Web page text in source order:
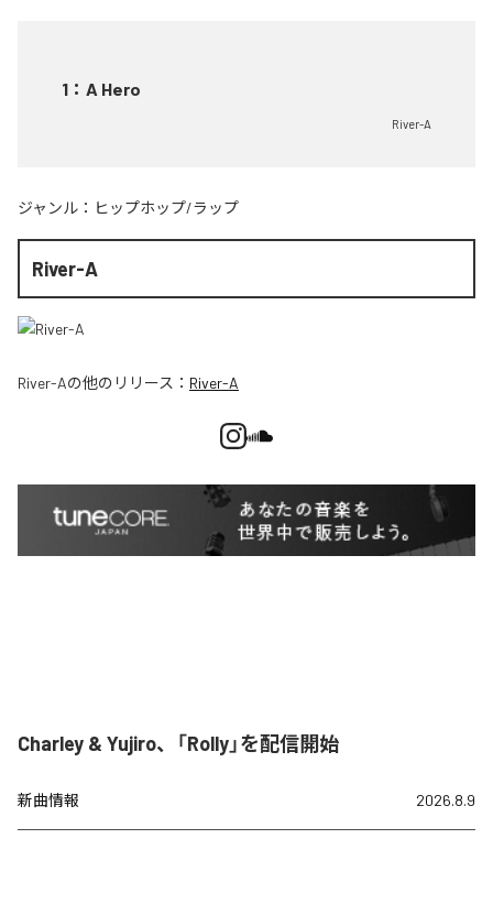
1 ： A Hero
River-A
ジャンル： ヒップホップ/ラップ
River-A
River-Aの他のリリース： River-A
Charley & Yujiro、「Rolly」を配信開始
新曲情報 2026.8.9